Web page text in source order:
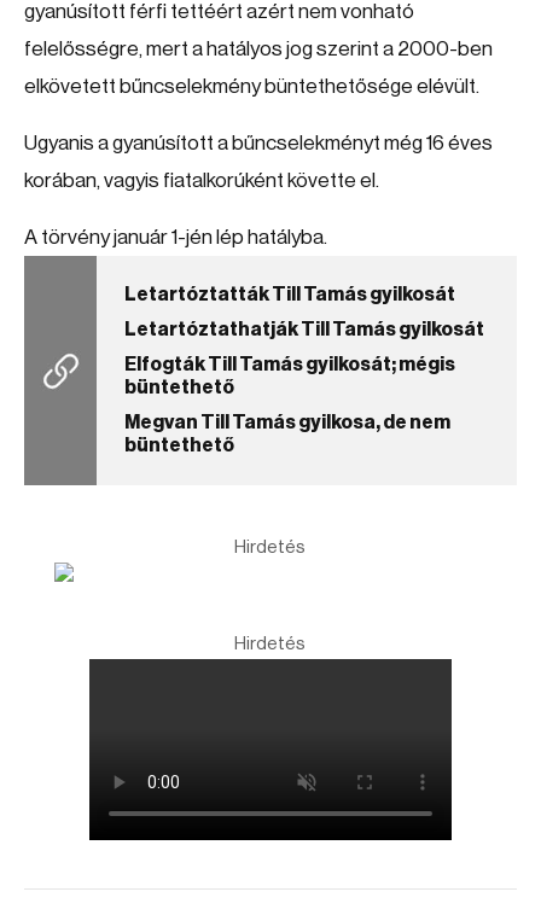
gyanúsított férfi tettéért azért nem vonható
felelősségre, mert a hatályos jog szerint a 2000-ben
elkövetett bűncselekmény büntethetősége elévült.
Ugyanis a gyanúsított a bűncselekményt még 16 éves
korában, vagyis fiatalkorúként követte el.
A törvény január 1-jén lép hatályba.
Letartóztatták Till Tamás gyilkosát
Letartóztathatják Till Tamás gyilkosát
Elfogták Till Tamás gyilkosát; mégis
büntethető
Megvan Till Tamás gyilkosa, de nem
büntethető
Hirdetés
Hirdetés